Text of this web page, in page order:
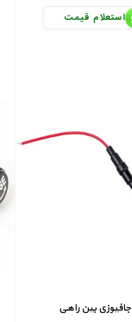
استعلام قیمت
جافیوزی بین راهی